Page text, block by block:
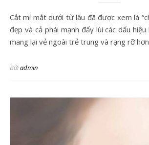
Cắt mí mắt dưới từ lâu đã được xem là “chìa khóa” giúp phái
đẹp và cả phái mạnh đẩy lùi các dấu
mang lại vẻ ngoài trẻ trung và rạng rỡ
Bởiadmin